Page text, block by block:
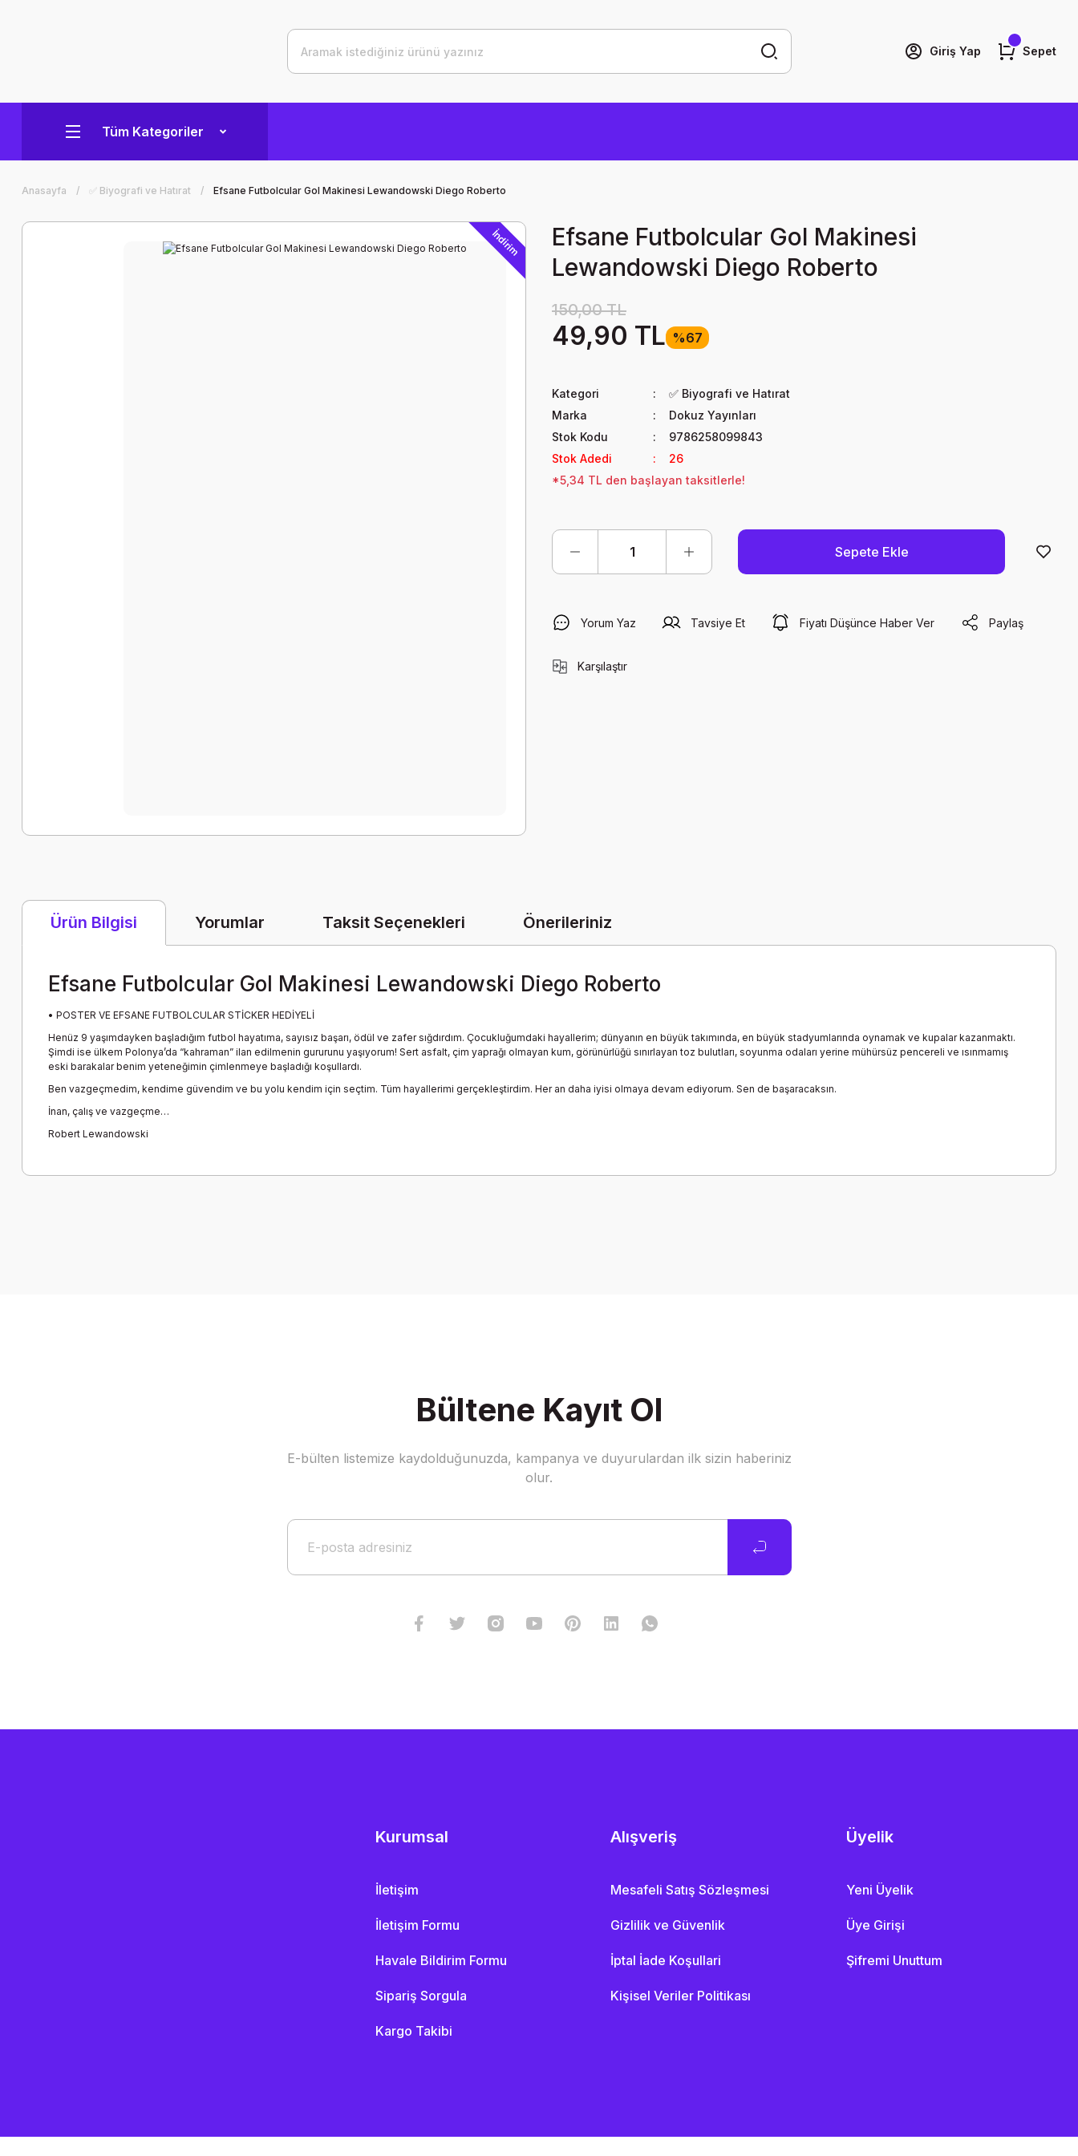
Giriş Yap Sepet
Tüm Kategoriler
Anasayfa ✅ Biyografi ve Hatırat Efsane Futbolcular Gol Makinesi Lewandowski Diego Roberto
İndirim
Efsane Futbolcular Gol Makinesi
Lewandowski Diego Roberto
150,00 TL
49,90 TL %67
Kategori
✅ Biyografi ve Hatırat
Marka
Dokuz Yayınları
Stok Kodu
9786258099843
Stok Adedi
26
*5,34 TL den başlayan taksitlerle!
Sepete Ekle
Yorum Yaz Tavsiye Et Fiyatı Düşünce Haber Ver Paylaş
Karşılaştır
Ürün Bilgisi Yorumlar Taksit Seçenekleri Önerileriniz
Efsane Futbolcular Gol Makinesi Lewandowski Diego Roberto
• POSTER VE EFSANE FUTBOLCULAR STİCKER HEDİYELİ
Henüz 9 yaşımdayken başladığım futbol hayatıma, sayısız başarı, ödül ve zafer sığdırdım. Çocukluğumdaki hayallerim; dünyanın en büyük takımında, en büyük stadyumlarında oynamak ve kupalar kazanmaktı.
Şimdi ise ülkem Polonya’da “kahraman” ilan edilmenin gururunu yaşıyorum! Sert asfalt, çim yaprağı olmayan kum, görünürlüğü sınırlayan toz bulutları, soyunma odaları yerine mühürsüz pencereli ve ısınmamış
eski barakalar benim yeteneğimin çimlenmeye başladığı koşullardı.
Ben vazgeçmedim, kendime güvendim ve bu yolu kendim için seçtim. Tüm hayallerimi gerçekleştirdim. Her an daha iyisi olmaya devam ediyorum. Sen de başaracaksın.
İnan, çalış ve vazgeçme…
Robert Lewandowski
Gönder
Bültene Kayıt Ol
E-bülten listemize kaydolduğunuzda, kampanya ve duyurulardan ilk sizin haberiniz
olur.
Kurumsal
İletişim
İletişim Formu
Havale Bildirim Formu
Sipariş Sorgula
Kargo Takibi
Alışveriş
Mesafeli Satış Sözleşmesi
Gizlilik ve Güvenlik
İptal İade Koşullari
Kişisel Veriler Politikası
Üyelik
Yeni Üyelik
Üye Girişi
Şifremi Unuttum